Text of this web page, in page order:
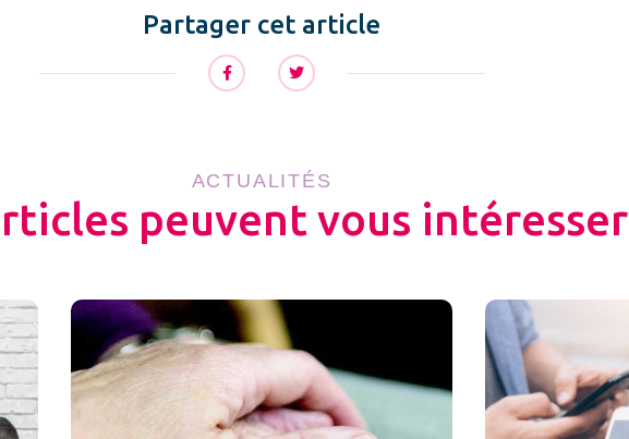
Partager cet article
ACTUALITÉS
peuvent vous intéresser